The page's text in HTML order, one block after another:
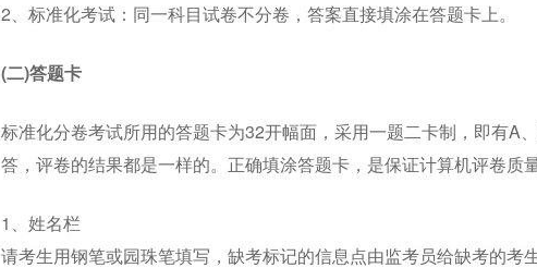
2、标准化考试：同一科目试卷不分卷，答案直接填涂在答题卡上。
(二)答题卡
标准化分卷考试所用的答题卡为32开幅面，采用一题二卡制，即有A
答，评卷的结果都是一样的。正确填涂答题卡，是保证计算机评卷质
1、姓名栏
请考生用钢笔或园珠笔填写，缺考标记的信息点由监考员给缺考的考